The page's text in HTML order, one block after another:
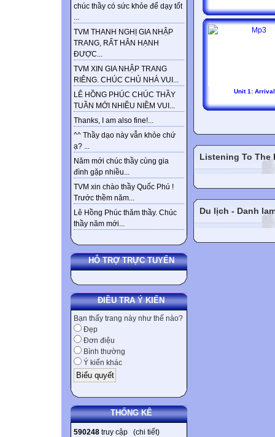
chúc thầy có sức khỏe để dạy tốt
...
TVM THANH NGHỊ GIA NHẬP
TRANG, RẤT HÂN HẠNH
ĐƯỢC...
TVM XIN GIA NHẬP TRANG
RIÊNG. CHÚC CHỦ NHÀ VUI...
LÊ HỒNG PHÚC CHÚC THẦY
TUẦN MỚI NHIỀU NIỀM VUI...
Thanks, I am also fine!...
^^ Thầy dạo này vẫn khỏe chứ
ạ? ...
Năm mới chúc thầy cùng gia
đình gặp nhiều...
TVM xin chào thầy Quốc Phú !
Trước thềm năm...
Lê Hồng Phúc thăm thầy. Chúc
thầy năm mới...
HỖ TRỢ TRỰC TUYẾN
ĐIỀU TRA Ý KIẾN
Bạn thấy trang này như thế nào?
Đẹp
Đơn điệu
Bình thường
Ý kiến khác
THỐNG KÊ
590248 truy cập (chi tiết)
Unit 1: Arrival
Listening To The
Du lịch - Danh